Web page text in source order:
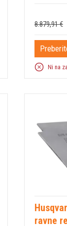
8.879,91 €
Ni na
ravne